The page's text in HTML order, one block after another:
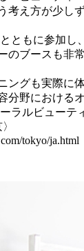
考え方が少し
ともに参加し
のブースも非
グも実際に
野における
ラルビューテ
tokyo/ja.html